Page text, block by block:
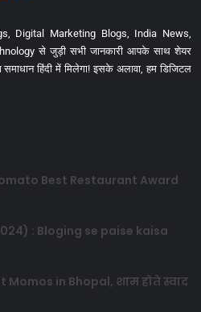
Digital Marketing Blogs, India News,
से जुड़ी सभी जानकारी आपके साथ शेयर
हिंदी में मिलेगा! इसके अलावा, हम डिजिटल
Best Restaurant Award
: Bloging se paise kaisa
in Bhopal, शाम होते स्वाद